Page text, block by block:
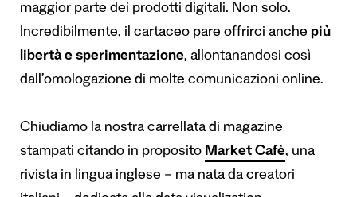
maggior parte dei prodotti digitali. Non solo.
Incredibilmente, il cartaceo pare offrirci anche più
libertà e sperimentazione, allontanandosi così
dall’omologazione di molte comunicazioni online.
Chiudiamo la nostra carrellata di magazine
stampati citando in proposito Market Cafè, una
rivista in lingua inglese – ma nata da creatori